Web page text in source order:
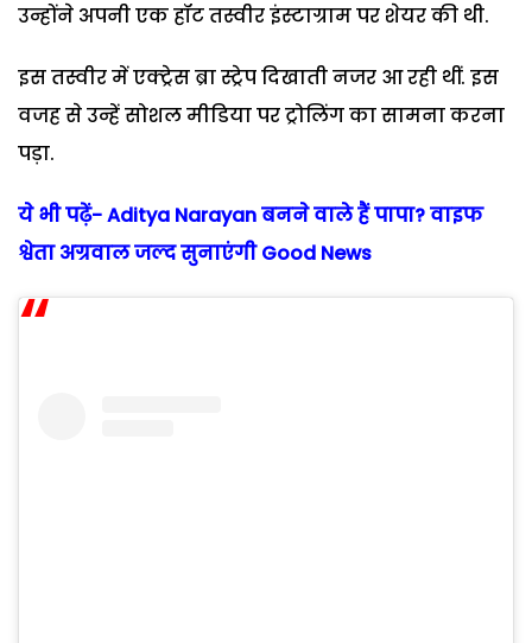
उन्होंने अपनी एक हॉट तस्वीर इंस्टाग्राम पर शेयर की थी.
इस तस्वीर में एक्ट्रेस ब्रा स्ट्रेप दिखाती नजर आ रही थीं. इस
वजह से उन्हें सोशल मीडिया पर ट्रोलिंग का सामना करना
पड़ा.
ये भी पढ़ें- Aditya Narayan बनने वाले हैं पापा? वाइफ
श्वेता अग्रवाल जल्द सुनाएंगी Good News